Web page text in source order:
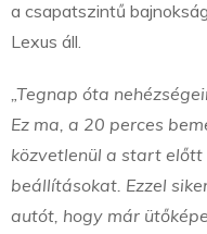
a csapatszintű
Lexus áll.
„Tegnap óta
Ez ma, a 20 perces
közvetlenül a start
beállításokat. Ezzel
autót, hogy már